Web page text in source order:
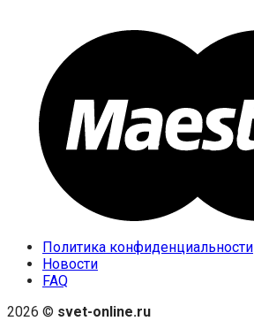
Политика конфиденциальности
Новости
FAQ
2026 © svet-online.ru